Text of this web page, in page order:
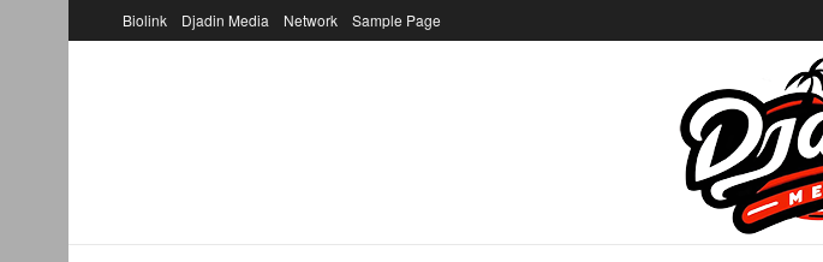
Biolink Djadin Media Network Sample Page